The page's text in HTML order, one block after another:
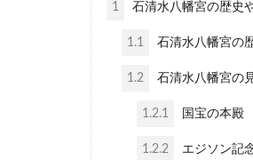
1 石清水八幡宮の歴史
1.1 石清水八幡宮の
1.2 石清水八幡宮の
1.2.1 国宝の本殿
1.2.2 エジソン記